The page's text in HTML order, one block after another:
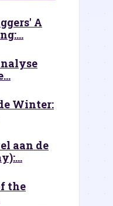
A
Winter:
aan de
the